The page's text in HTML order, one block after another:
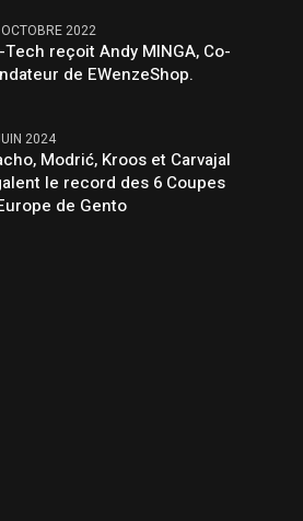
2022
Tech reçoit Andy MINGA, Co-
de EWenzeShop.
2024
Modrić, Kroos et Carvajal
le record des 6 Coupes
de Gento